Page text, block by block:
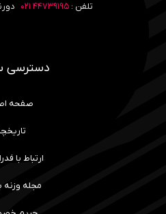
تلفن :۴۴۷۳۹۱۹۵ ۰۲۱
دسترسی
صفحه
ارتباط با
مجله وزنه